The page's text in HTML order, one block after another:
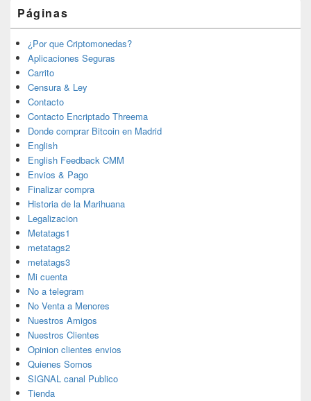
Páginas
¿Por que Criptomonedas?
Aplicaciones Seguras
Carrito
Censura & Ley
Contacto
Contacto Encriptado Threema
Donde comprar Bitcoin en Madrid
English
English Feedback CMM
Envios & Pago
Finalizar compra
Historia de la Marihuana
Legalizacion
Metatags1
metatags2
metatags3
Mi cuenta
No a telegram
No Venta a Menores
Nuestros Amigos
Nuestros Clientes
Opinion clientes envios
Quienes Somos
SIGNAL canal Publico
Tienda